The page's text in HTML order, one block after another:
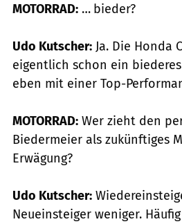
MOTORRAD: … bieder?
Udo Kutscher: Ja. Die Honda
eigentlich schon ein biederes
eben mit einer Top-
MOTORRAD: Wer zieht den
Biedermeier als zukünftiges
Erwägung?
Udo Kutscher:
Neueinsteiger weniger.